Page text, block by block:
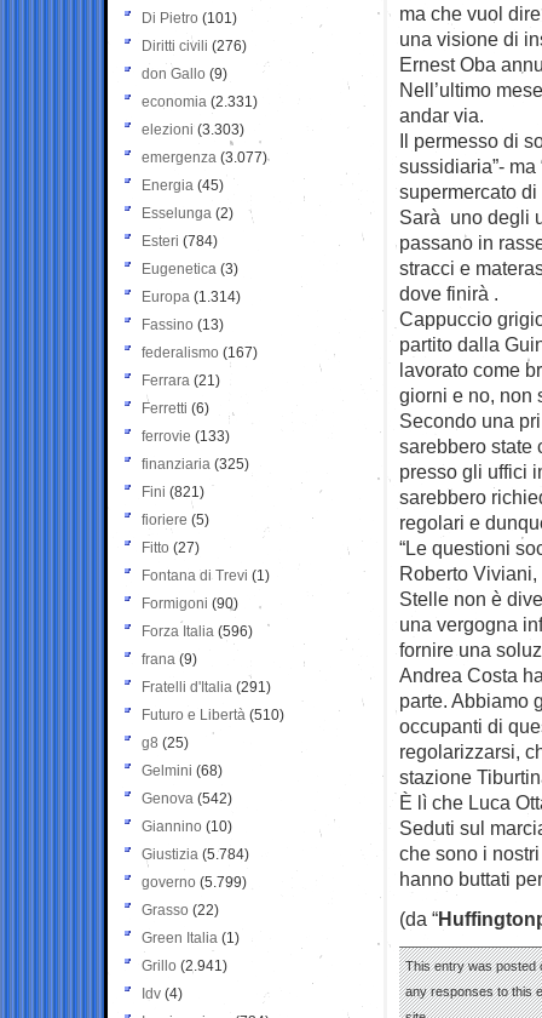
ma che vuol
una visione di
Ernest Oba
Nell’ultimo
andar via.
Il permesso di
sussidiaria”-
supermercato di
Sarà uno degli
passano in
stracci e
dove finirà .
Cappuccio
partito dalla
lavorato come
giorni e no, non
Secondo una
sarebbero state
presso gli uffici
sarebbero
regolari e
“Le questioni
Roberto
Stelle non è
una vergogna
fornire una
Andrea Costa
parte. Abbiamo
occupanti di
regolarizzarsi,
stazione
È lì che Luca
Seduti sul
che sono i
hanno buttati
(da “
This entry was posted
any responses to this
Di Pietro (101)
Diritti civili (276)
don Gallo (9)
economia (2.331)
elezioni (3.303)
emergenza (3.077)
Energia (45)
Esselunga (2)
Esteri (784)
Eugenetica (3)
Europa (1.314)
Fassino (13)
federalismo (167)
Ferrara (21)
Ferretti (6)
ferrovie (133)
finanziaria (325)
Fini (821)
fioriere (5)
Fitto (27)
Fontana di Trevi (1)
Formigoni (90)
Forza Italia (596)
frana (9)
Fratelli d'Italia (291)
Futuro e Libertà (510)
g8 (25)
Gelmini (68)
Genova (542)
Giannino (10)
Giustizia (5.784)
governo (5.799)
Grasso (22)
Green Italia (1)
Grillo (2.941)
Idv (4)